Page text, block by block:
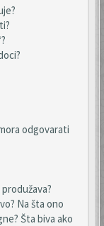
odgovarati
Na šta ono
Šta biva ako